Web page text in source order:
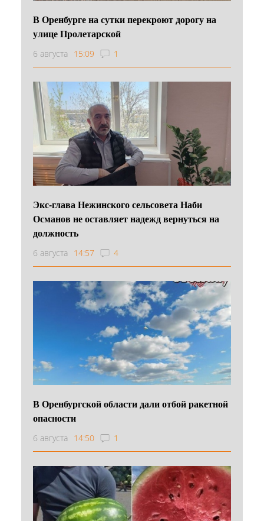
В Оренбурге на сутки перекроют дорогу на
улице Пролетарской
6 августа 15:09 1
Экс-глава Нежинского сельсовета Наби
Османов не оставляет надежд вернуться на
должность
6 августа 14:57 4
В Оренбургской области дали отбой ракетной
опасности
6 августа 14:50 1